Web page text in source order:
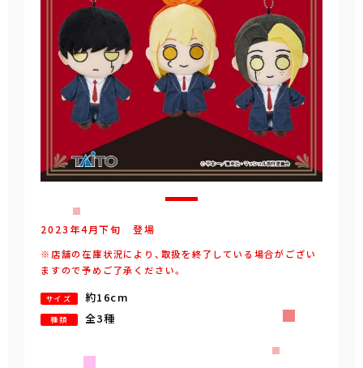
2023年4月下旬 登場
※店舗の在庫状況により、取扱を終了している場合がござい
ますので予めご了承ください。
サイズ 約16cm
種類 全3種